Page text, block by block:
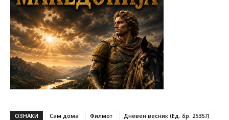
ОЗНАКИ Сам дома Филмот Дневен весник (Ед. бр. 25357)